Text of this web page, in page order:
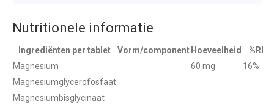
Nutritionele informatie
Ingrediënten per tablet Vorm/component Hoeveelheid
%RI
Magnesium
60 mg
16%
Magnesiumglycerofosfaat
Magnesiumbisglycinaat